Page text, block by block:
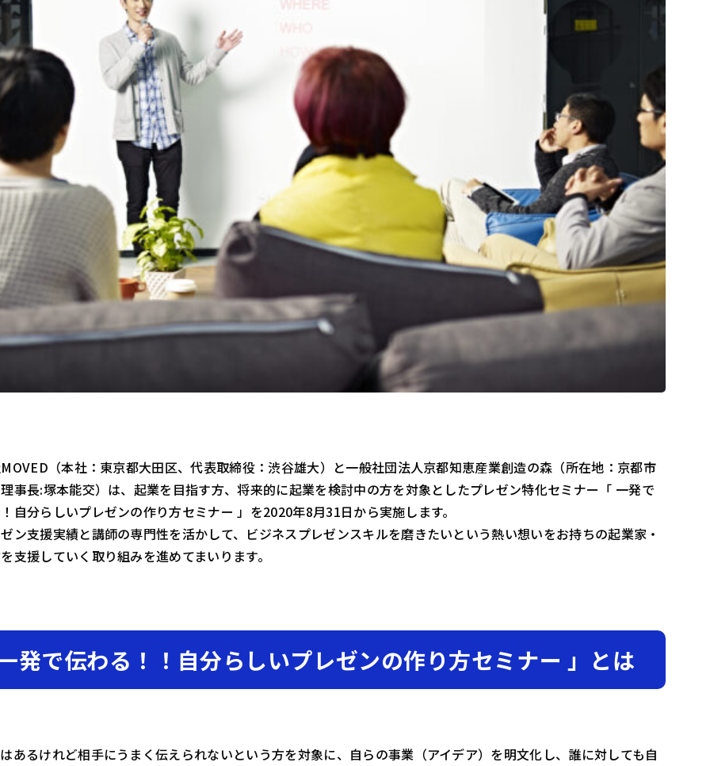
（本社：東京都大田区、代表取締役：渋谷雄大）と一般社団法人京都知恵産業創造の森（所在地：京都市
事長:塚本能交）は、起業を目指す方、将来的に起業を検討中の方を対象としたプレゼン特化セミナー「 一発で
自分らしいプレゼンの作り方セミナー 」を2020年8月31日から実施します。
ン支援実績と講師の専門性を活かして、ビジネスプレゼンスキルを磨きたいという熱い想いをお持ちの起業家・
支援していく取り組みを進めてまいります。
発で伝わる！！自分らしいプレゼンの作り方セミナー 」とは
あるけれど相手にうまく伝えられないという方を対象に、自らの事業（アイデア）を明文化し、誰に対しても自